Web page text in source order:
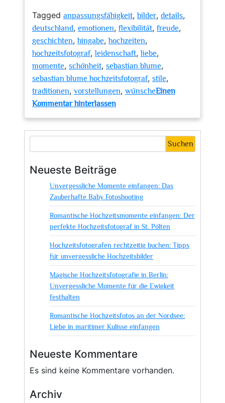
Tagged anpassungsfähigkeit,bilder, details,
deutschland, emotionen, flexibilität, freude,
geschichten,hingabe,hochzeiten,
hochzeitsfotograf,leidenschaft,liebe,
momente, schönheit, sebastian blume,
sebastian blume hochzeitsfotograf, stile,
traditionen, vorstellungen, wünscheEinen
Kommentar hinterlassenzu
von
Sebastian
–
Ein
Hochzeitsfotograf
unvergessliche
Momente
Suchen
Neueste Beiträge
Unvergessliche Momente einfangen: Das
Zauberhafte Baby Fotoshooting
Romantische Hochzeitsmomente einfangen: Der
perfekte Hochzeitsfotograf in St. Pölten
Hochzeitsfotografen rechtzeitig buchen: Tipps
für unvergessliche Hochzeitsbilder
Magische Hochzeitsfotografie in Berlin:
Unvergessliche Momente für die Ewigkeit
festhalten
Romantische Hochzeitsfotos an der Nordsee:
Liebe in maritimer Kulisse einfangen
Neueste Kommentare
Es sind keine Kommentare vorhanden.
Archiv